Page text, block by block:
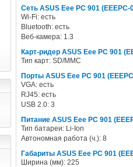
Сеть ASUS Eee PC 901 (EEEPC-
Wi-Fi: есть
Bluetooth: есть
Веб-камера: 1.3
Карт-ридер ASUS Eee PC 901
Тип карт: SD/MMC
Порты ASUS Eee PC 901
VGA: есть
RJ45: есть
USB 2.0: 3
Питание ASUS Eee PC 901
Тип батареи: Li-Ion
Автономная работа (ч.): 8
Габариты ASUS Eee PC 901
Ширина (мм): 225